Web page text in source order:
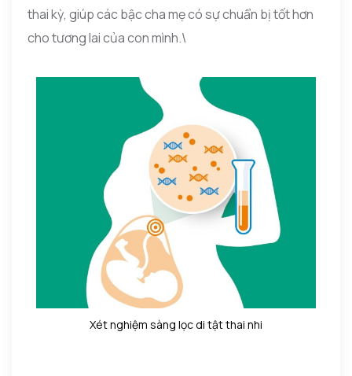
thai kỳ, giúp các bậc cha mẹ có sự chuẩn bị tốt hơn
cho tương lai của con mình.\
Xét nghiệm sàng lọc di tật thai nhi